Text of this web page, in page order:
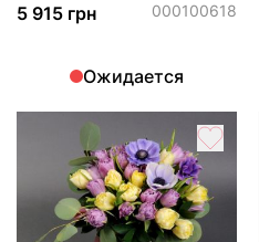
5 915 грн 000100618
Ожидается